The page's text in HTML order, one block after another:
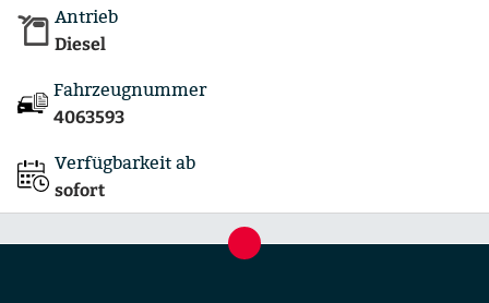
Antrieb
Diesel
Fahrzeugnummer
4063593
Verfügbarkeit ab
sofort